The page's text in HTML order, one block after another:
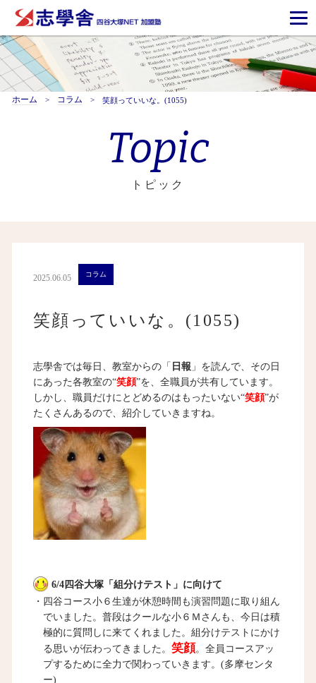
ホーム コラム 笑顔っていいな。(1055)
Topic
トピック
2025.06.05 コラム
笑顔っていいな。(1055)
志學舎では毎日、教室からの「 日報 」を読んで、その日
にあった各教室の“笑顔”を、全職員が共有しています。
しかし、職員だけにとどめるのはもったいない“笑顔”が
たくさんあるので、紹介していきますね。
6/4四谷大塚「組分けテスト」に向けて
・四谷コース小６生達が休憩時間も演習問題に取り組ん
でいました。普段はクールな小６Ｍさんも、今日は積
極的に質問しに来てくれました。組分けテストにかけ
る思いが伝わってきました。 笑顔。全員コースアッ
プするために全力で関わっていきます。(多摩センタ
ー)